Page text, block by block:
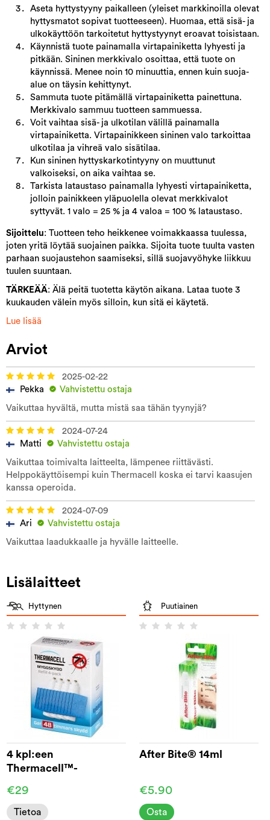
Aseta hyttystyyny paikalleen (yleiset markkinoilla olevat
hyttysmatot sopivat tuotteeseen). Huomaa, että sisä- ja
ulkokäyttöön tarkoitetut hyttystyynyt eroavat toisistaan.
Käynnistä tuote painamalla virtapainiketta lyhyesti ja
pitkään. Sininen merkkivalo osoittaa, että tuote on
käynnissä. Menee noin 10 minuuttia, ennen kuin suoja-
alue on täysin kehittynyt.
Sammuta tuote pitämällä virtapainiketta painettuna.
Merkkivalo sammuu tuotteen sammuessa.
Voit vaihtaa sisä- ja ulkotilan välillä painamalla
virtapainiketta. Virtapainikkeen sininen valo tarkoittaa
ulkotilaa ja vihreä valo sisätilaa.
Kun sininen hyttyskarkotintyyny on muuttunut
valkoiseksi, on aika vaihtaa se.
Tarkista lataustaso painamalla lyhyesti virtapainiketta,
jolloin painikkeen yläpuolella olevat merkkivalot
syttyvät. 1 valo = 25 % ja 4 valoa = 100 % lataustaso.
Sijoittelu: Tuotteen teho heikkenee voimakkaassa tuulessa,
joten yritä löytää suojainen paikka. Sijoita tuote tuulta vasten
parhaan suojaustehon saamiseksi, sillä suojavyöhyke liikkuu
tuulen suuntaan.
TÄRKEÄÄ: Älä peitä tuotetta käytön aikana. Lataa tuote 3
kuukauden välein myös silloin, kun sitä ei käytetä.
Lue lisää
Arviot
2025-02-22
Pekka
Vahvistettu ostaja
Vaikuttaa hyvältä, mutta mistä saa tähän tyynyjä?
2024-07-24
Matti
Vahvistettu ostaja
Vaikuttaa toimivalta laitteelta, lämpenee riittävästi.
Helppokäyttöisempi kuin Thermacell koska ei tarvi kaasujen
kanssa operoida.
2024-07-09
Ari
Vahvistettu ostaja
Vaikuttaa laadukkaalle ja hyvälle laitteelle.
Lisälaitteet
Hyttynen
4 kpl:een
Thermacell™-
€29
Tietoa
Puutiainen
After Bite® 14ml
€5.90
Osta